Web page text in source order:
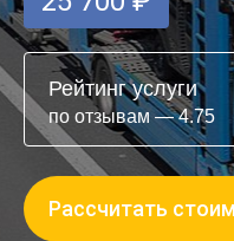
Рейтинг услуги
по отзывам — 4.75
Рассчитать